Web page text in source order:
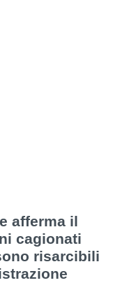
afferma il
cagionati
risarcibili